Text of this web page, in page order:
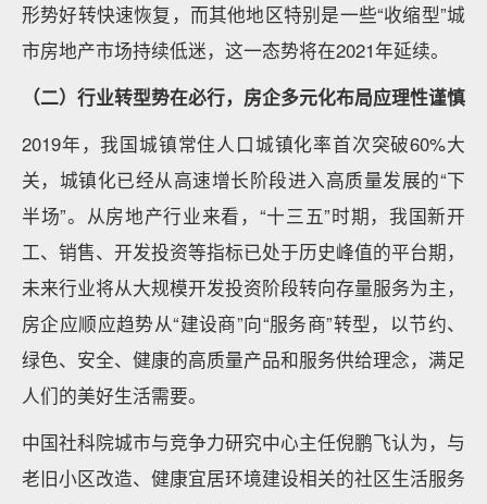
形势好转快速恢复，而其他地区特别是一些“收缩型”城
市房地产市场持续低迷，这一态势将在2021年延续。
（二）行业转型势在必行，房企多元化布局应理性谨慎
2019年，我国城镇常住人口城镇化率首次突破60%大
关，城镇化已经从高速增长阶段进入高质量发展的“下
半场”。从房地产行业来看，“十三五”时期，我国新开
工、销售、开发投资等指标已处于历史峰值的平台期，
未来行业将从大规模开发投资阶段转向存量服务为主，
房企应顺应趋势从“建设商”向“服务商”转型，以节约、
绿色、安全、健康的高质量产品和服务供给理念，满足
人们的美好生活需要。
中国社科院城市与竞争力研究中心主任倪鹏飞认为，与
老旧小区改造、健康宜居环境建设相关的社区生活服务